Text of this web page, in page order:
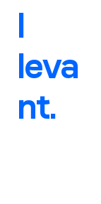
l
leva
nt.
r